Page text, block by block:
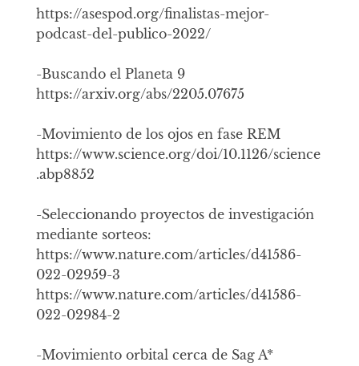
https://asespod.org/finalistas-mejor-
podcast-del-publico-2022/
-Buscando el Planeta 9
https://arxiv.org/abs/2205.07675
-Movimiento de los ojos en fase REM
https://www.science.org/doi/10.1126/science
.abp8852
-Seleccionando proyectos de investigación
mediante sorteos:
https://www.nature.com/articles/d41586-
022-02959-3
https://www.nature.com/articles/d41586-
022-02984-2
-Movimiento orbital cerca de Sag A*